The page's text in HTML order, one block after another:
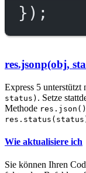
});
res.jsonp(obj,
Express 5 unterstützt
status) . Setze
Methode res.json()
Wie aktualisiere ich
Sie können Ihren